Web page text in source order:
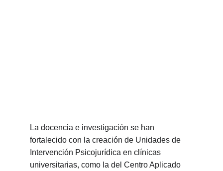
La docencia e investigación se han
fortalecido con la creación de Unidades de
Intervención Psicojurídica en clínicas
universitarias, como la del Centro Aplicado